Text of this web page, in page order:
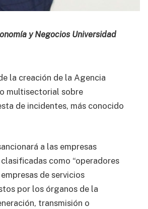
y Negocios Universidad
la creación de la Agencia
multisectorial sobre
de incidentes, más conocido
a las empresas
como “operadores
de servicios
por los órganos de la
transmisión o